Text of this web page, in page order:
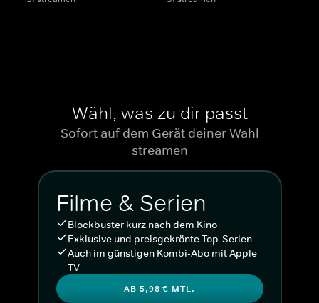
Wähl, was zu dir passt
Sofort auf dem Gerät deiner Wahl
streamen
Filme & Serien
Blockbuster kurz nach dem Kino
Exklusive und preisgekrönte Top-Serien
Auch im günstigen Kombi-Abo mit Apple
TV
AB 5,98 € MTL.